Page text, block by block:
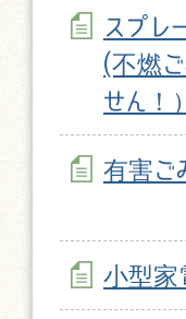
スプレ
(不燃ご
せん！）
有害ご
小型家